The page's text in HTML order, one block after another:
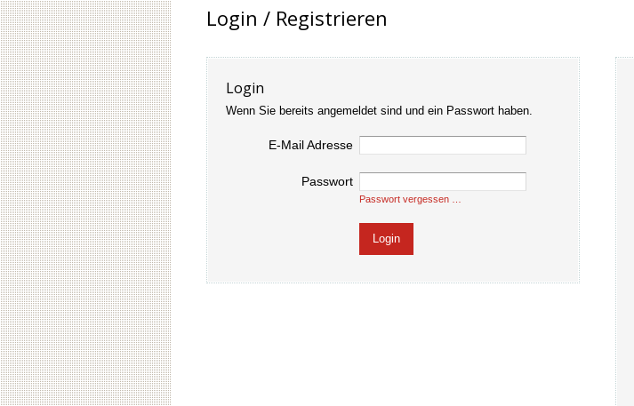
Login / Registrieren
Login
Wenn Sie bereits angemeldet sind und ein Passwort haben.
E-Mail Adresse
Passwort
Passwort vergessen …